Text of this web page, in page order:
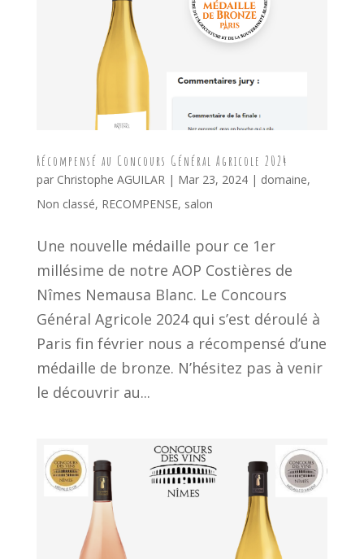
Récompensé au Concours Général Agricole 2024
par Christophe AGUILAR| Mar 23, 2024| domaine,
Non classé, RECOMPENSE, salon
Une nouvelle médaille pour ce 1er
millésime de notre AOP Costières de
Nîmes Nemausa Blanc. Le Concours
Général Agricole 2024 qui s’est déroulé à
Paris fin février nous a récompensé d’une
médaille de bronze. N’hésitez pas à venir
le découvrir au...